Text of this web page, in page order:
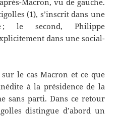
Macron, vu de gauche.
(1), s’inscrit dans une
; le second, Philippe
dans une social-
le cas Macron et ce que
à la présidence de la
sans parti. Dans ce retour
distingue d’abord un